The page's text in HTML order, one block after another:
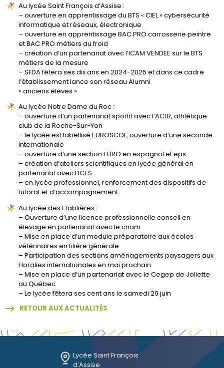
Au lycée Saint François d’Assise :
– ouverture en apprentissage du BTS « CIEL » cybersécurité
informatique et réseaux, électronique
– ouverture en apprentissage BAC PRO carrosserie peintre
et BAC PRO métiers du froid
– création d’un partenariat avec l’ICAM VENDEE sur le BTS
métiers de la mesure
– SFDA fêtera ses dix ans en 2024-2025 et dans ce cadre
l’établissement lance son réseau Alumni
« anciens élèves »
Au lycée Notre Dame du Roc :
– ouverture d’un partenariat sportif avec l’ACLR, athlétique
club de la Roche-Sur-Yon
– le lycée est labellisé EUROSCOL, ouverture d’une seconde
internationale
– ouverture d’une section EURO en espagnol et eps
– création d’ateliers scientifiques en lycée général en
partenariat avec l’ICES
– en lycée professionnel, renforcement des dispositifs de
tutorat et d’accompagnement
Au lycée des Etablières :
– Ouverture d’une licence professionnelle conseil en
élevage en partenariat avec le cnam
– Mise en place d’un module préparatoire aux écoles
vétérinaires en filière générale
– Participation des sections aménagements paysagers aux
Floralies internationales en mai prochain
– Mise en place d’un partenariat avec le Cegep de Joliette
au Québec
– Le lycée fêtera ses cent ans le samedi 29 juin
RETOUR AUX ACTUALITÉS
Lycée Saint François
d’Assise